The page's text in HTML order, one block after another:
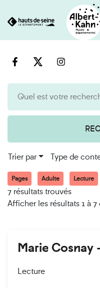
au
Trier par Type de
Pages Adulte Lecture
7 résultats trouvés
Afficher les résultats 1 à 7
Marie Cosnay
Lecture
Cookies et traceurs utilisés